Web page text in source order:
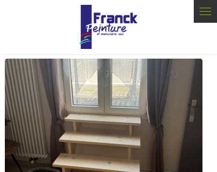
Panneau de gestion des cookies